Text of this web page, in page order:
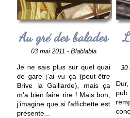
Au gré des balades
03 mai 2011 - Blablabla
Je ne sais plus sur quel quai
de gare j'ai vu ça (peut-être
Brive la Gaillarde), mais ça
m'a bien faire rire ! Mais bon,
j'imagine que si l'affichette est
présente...
30
pub